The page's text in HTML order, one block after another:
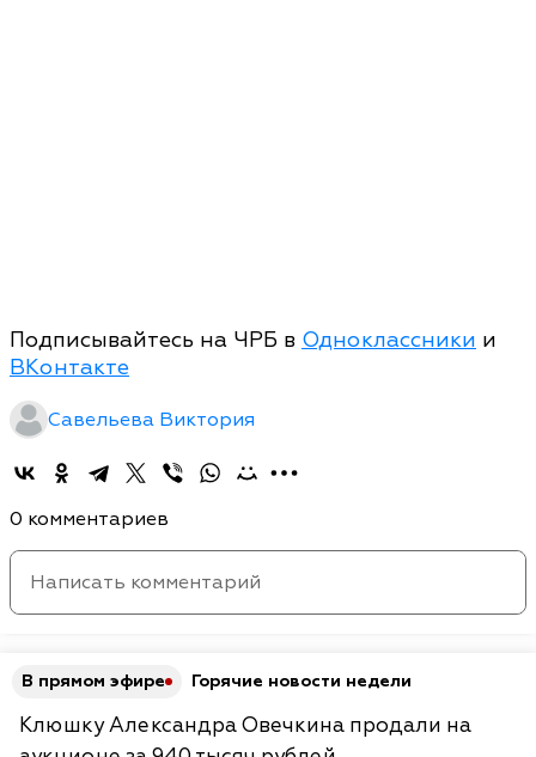
Подписывайтесь на ЧРБ в Одноклассники и
ВКонтакте
Савельева Виктория
0 комментариев
В прямом эфире Горячие новости недели
Клюшку Александра Овечкина продали на